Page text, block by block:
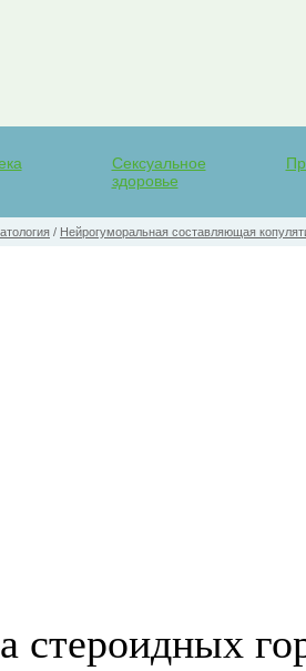
Сексуальное
здоровье
/ Нейрогуморальная составляющая
стероидных